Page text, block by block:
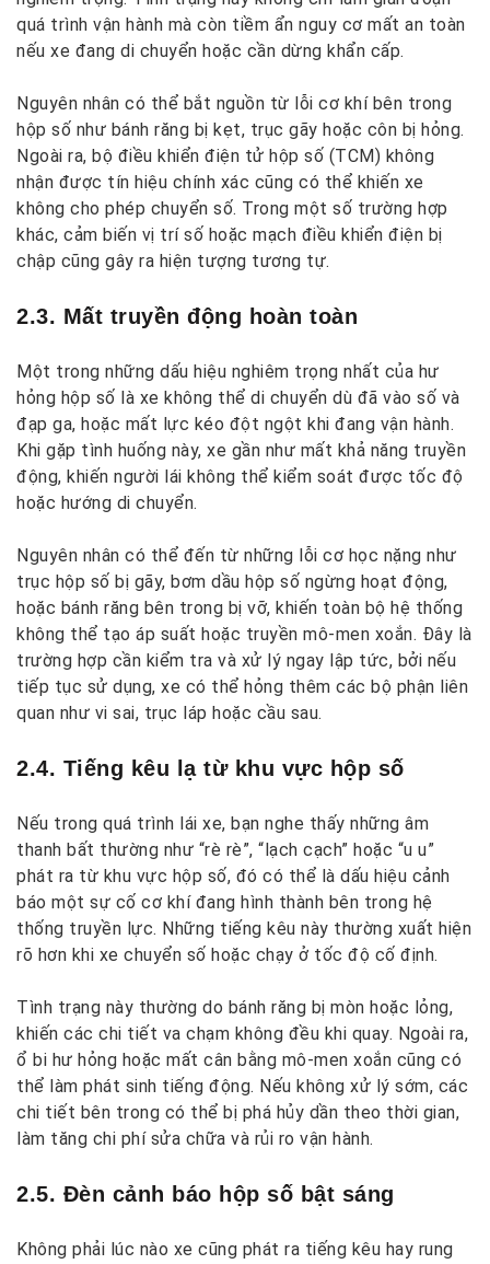
quá trình vận hành mà còn tiềm ẩn nguy cơ mất an toàn
nếu xe đang di chuyển hoặc cần dừng khẩn cấp.
Nguyên nhân có thể bắt nguồn từ lỗi cơ khí bên trong
hộp số như bánh răng bị kẹt, trục gãy hoặc côn bị hỏng.
Ngoài ra, bộ điều khiển điện tử hộp số (TCM) không
nhận được tín hiệu chính xác cũng có thể khiến xe
không cho phép chuyển số. Trong một số trường hợp
khác, cảm biến vị trí số hoặc mạch điều khiển điện bị
chập cũng gây ra hiện tượng tương tự.
2.3. Mất truyền động hoàn toàn
Một trong những dấu hiệu nghiêm trọng nhất của hư
hỏng hộp số là xe không thể di chuyển dù đã vào số và
đạp ga, hoặc mất lực kéo đột ngột khi đang vận hành.
Khi gặp tình huống này, xe gần như mất khả năng truyền
động, khiến người lái không thể kiểm soát được tốc độ
hoặc hướng di chuyển.
Nguyên nhân có thể đến từ những lỗi cơ học nặng như
trục hộp số bị gãy, bơm dầu hộp số ngừng hoạt động,
hoặc bánh răng bên trong bị vỡ, khiến toàn bộ hệ thống
không thể tạo áp suất hoặc truyền mô-men xoắn. Đây là
trường hợp cần kiểm tra và xử lý ngay lập tức, bởi nếu
tiếp tục sử dụng, xe có thể hỏng thêm các bộ phận liên
quan như vi sai, trục láp hoặc cầu sau.
2.4. Tiếng kêu lạ từ khu vực hộp số
Nếu trong quá trình lái xe, bạn nghe thấy những âm
thanh bất thường như “rè rè”, “lạch cạch” hoặc “u u”
phát ra từ khu vực hộp số, đó có thể là dấu hiệu cảnh
báo một sự cố cơ khí đang hình thành bên trong hệ
thống truyền lực. Những tiếng kêu này thường xuất hiện
rõ hơn khi xe chuyển số hoặc chạy ở tốc độ cố định.
Tình trạng này thường do bánh răng bị mòn hoặc lỏng,
khiến các chi tiết va chạm không đều khi quay. Ngoài ra,
ổ bi hư hỏng hoặc mất cân bằng mô-men xoắn cũng có
thể làm phát sinh tiếng động. Nếu không xử lý sớm, các
chi tiết bên trong có thể bị phá hủy dần theo thời gian,
làm tăng chi phí sửa chữa và rủi ro vận hành.
2.5. Đèn cảnh báo hộp số bật sáng
Không phải lúc nào xe cũng phát ra tiếng kêu hay rung